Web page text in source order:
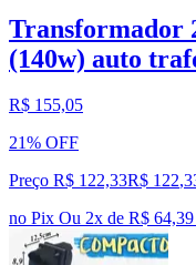
Transformador
(140w) auto
R$ 155,05
21% OFF
Preço R$ 122,33R$ 122,
no Pix Ou 2x de R$